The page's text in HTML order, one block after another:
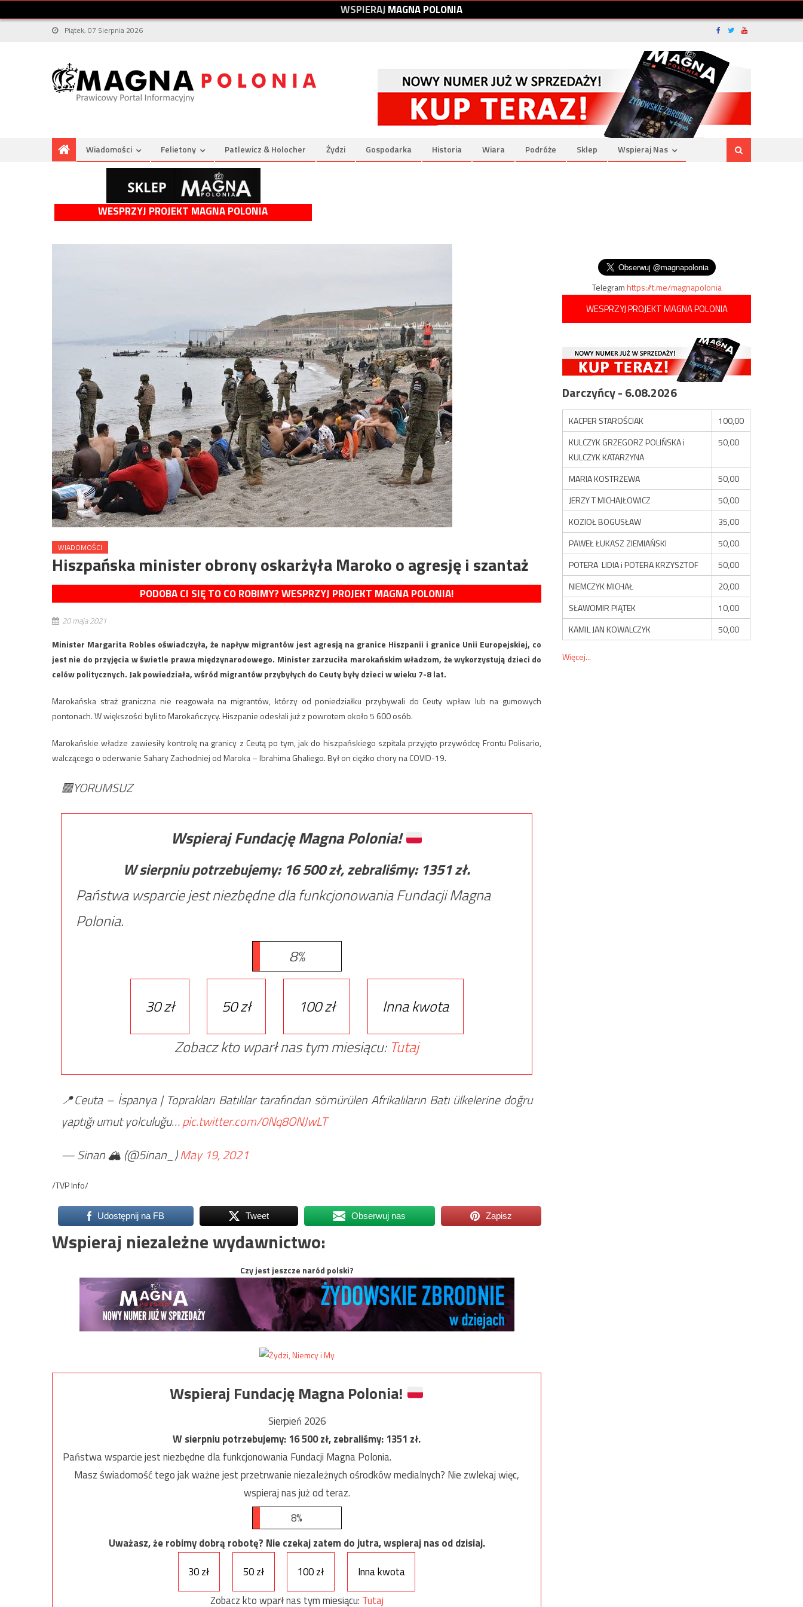
WSPIERAJMAGNAPOLONIA
Piątek, 07 Sierpnia 2026
Wiadomości Felietony Patlewicz & Holocher Żydzi Gospodarka Historia Wiara Podróże Sklep Wspieraj Nas
WESPRZYJ PROJEKT MAGNA POLONIA
WIADOMOŚCI
Hiszpańska minister obrony oskarżyła Maroko o agresję i szantaż
PODOBA CI SIĘ TO CO ROBIMY? WESPRZYJ PROJEKT MAGNA POLONIA!
20 maja 2021
Minister Margarita Robles oświadczyła, że napływ migrantów jest agresją na granice Hiszpanii i granice Unii Europejskiej, co
jest nie do przyjęcia w świetle prawa międzynarodowego. Minister zarzuciła marokańskim władzom, że wykorzystują dzieci do
celów politycznych. Jak powiedziała, wśród migrantów przybyłych do Ceuty były dzieci w wieku 7-8 lat.
Marokańska straż graniczna nie reagowała na migrantów, którzy od poniedziałku przybywali do Ceuty wpław lub na gumowych
pontonach. W większości byli to Marokańczycy. Hiszpanie odesłali już z powrotem około 5 600 osób.
Marokańskie władze zawiesiły kontrolę na granicy z Ceutą po tym, jak do hiszpańskiego szpitala przyjęto przywódcę Frontu Polisario,
walczącego o oderwanie Sahary Zachodniej od Maroka – Ibrahima Ghaliego. Był on ciężko chory na COVID-19.
🟥YORUMSUZ
Wspieraj Fundację Magna Polonia!
W sierpniu potrzebujemy: 16 500zł, zebraliśmy: 1351zł.
Państwa wsparcie jest niezbędne dla funkcjonowania Fundacji Magna
Polonia.
8%
30 zł 50 zł 100 zł
Inna kwota
Zobacz kto wparł nas tym miesiącu: Tutaj
📍Ceuta – İspanya | Toprakları Batılılar tarafından sömürülen Afrikalıların Batı ülkelerine doğru
yaptığı umut yolculuğu…pic.twitter.com/0Nq8ONJwLT
— Sinan 🏔 (@5inan_)May 19, 2021
/TVP Info/
Udostępnij na FB Tweet Obserwuj nas Zapisz
Wspieraj niezależne wydawnictwo:
Czy jest jeszcze naród polski?
Wspieraj Fundację Magna Polonia!
Sierpień 2026
W sierpniu potrzebujemy:16 500zł, zebraliśmy:1351 zł.
Państwa wsparcie jest niezbędne dla funkcjonowania Fundacji Magna Polonia.
Masz świadomość tego jak ważne jest przetrwanie niezależnych ośrodków medialnych? Nie zwlekaj więc,
wspieraj nas już od teraz.
8%
Uważasz, że robimy dobrą robotę? Nie czekaj zatem do jutra, wspieraj nas od dzisiaj.
30 zł
50 zł 100 zł
Inna kwota
Zobacz kto wparł nas tym miesiącu: Tutaj
Telegramhttps://t.me/magnapolonia
WESPRZYJ PROJEKT MAGNA POLONIA
Darczyńcy - 6.08.2026
KACPER STAROŚCIAK
100,00
KULCZYK GRZEGORZ POLIŃSKA i
KULCZYK KATARZYNA
50,00
MARIA KOSTRZEWA
50,00
JERZY T MICHAJŁOWICZ
50,00
KOZIOŁ BOGUSŁAW
35,00
PAWEŁ ŁUKASZ ZIEMIAŃSKI
50,00
POTERA LIDIA i POTERA KRZYSZTOF
50,00
NIEMCZYK MICHAŁ
20,00
SŁAWOMIR PIĄTEK
10,00
KAMIL JAN KOWALCZYK
50,00
Więcej...